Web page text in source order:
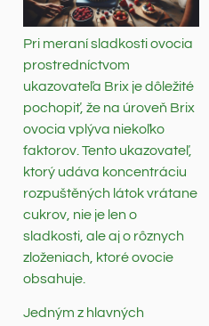
Pri meraní sladkosti ovocia
prostredníctvom
ukazovateľa Brix je dôležité
pochopiť, že na úroveň Brix
ovocia vplýva niekoľko
faktorov. Tento ukazovateľ,
ktorý udáva koncentráciu
rozpuštěných látok vrátane
cukrov, nie je len o
sladkosti, ale aj o rôznych
zloženiach, ktoré ovocie
obsahuje.
Jedným z hlavných